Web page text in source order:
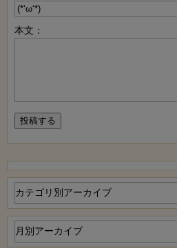
本文：